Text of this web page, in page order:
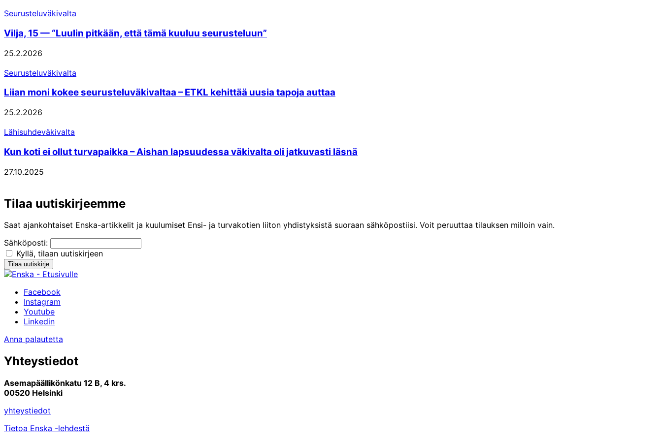
Seurusteluväkivalta
Vilja, 15 — “Luulin pitkään, että tämä kuuluu seurusteluun”
25.2.2026
Seurusteluväkivalta
Liian moni kokee seurusteluväkivaltaa – ETKL kehittää uusia tapoja auttaa
25.2.2026
Lähisuhdeväkivalta
Kun koti ei ollut turvapaikka – Aishan lapsuudessa väkivalta oli jatkuvasti läsnä
27.10.2025
Tilaa uutiskirjeemme
Saat ajankohtaiset Enska-artikkelit ja kuulumiset Ensi- ja turvakotien liiton yhdistyksistä suoraan sähköpostiisi. Voit peruuttaa tilauksen milloin vain.
Sähköposti:
Kyllä, tilaan uutiskirjeen
Facebook
Instagram
Youtube
Linkedin
Anna palautetta
Yhteystiedot
Asemapäällikönkatu 12 B, 4 krs.
00520 Helsinki
yhteystiedot
Tietoa Enska -lehdestä